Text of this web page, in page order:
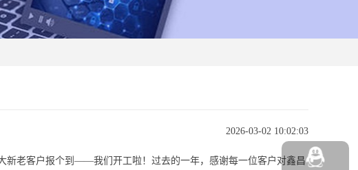
2026-03-02 10:02:03
新老客户报个到——我们开工啦！过去的一年，感谢每一位客户对鑫昌